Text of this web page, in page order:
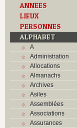
ANNEES
LIEUX
PERSONNES
ALPHABET
A
Administration
Allocations
Almanachs
Archives
Asiles
Assemblées
Associations
Assurances